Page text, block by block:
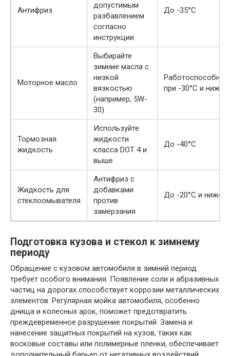
Антифриз
допустимым
разбавлением
согласно
инструкции
До -35°С
Моторное масло
Выбирайте
зимние масла с
низкой
вязкостью
(например, 5W-
30)
при -30°С и ниже
Тормозная
жидкость
Используйте
жидкости
класса DOT 4 и
выше
До -40°С
Жидкость для
стеклоомывателя
Антифриз с
добавками
против
замерзания
До -20°С и ниже
Подготовка кузова и стекол к зимнему
периоду
Обращение с кузовом автомобиля в зимний период
требует особого внимания. Появление соли и абразивных
частиц на дорогах способствует коррозии металлических
элементов. Регулярная мойка автомобиля, особенно
днища и колесных арок, поможет предотвратить
преждевременное разрушение покрытий. Замена и
нанесение защитных покрытий на кузов, таких как
восковые составы или полимерные пленки, обеспечивает